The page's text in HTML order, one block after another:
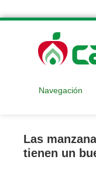
Navegación
Las
tienen un